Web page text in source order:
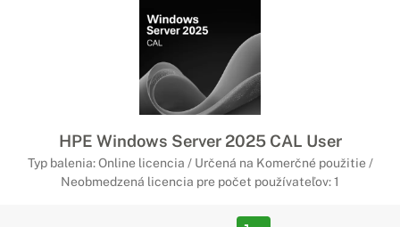
HPE Windows Server 2025 CAL User
Typ balenia: Online licencia / Určená na Komerčné použitie /
Neobmedzená licencia pre počet používateľov: 1